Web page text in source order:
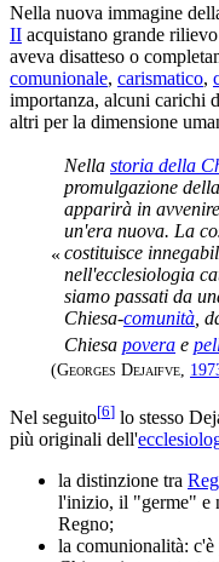
Nella nuova immagine
II acquistano grande
aveva disatteso o
comunionale, carismatico,
importanza, alcuni carichi
altri per la dimensione
«
Nella storia della
promulgazione
apparirà in
un'era nuova. La
costituisce
nell'ecclesiologia
siamo passati da
Chiesa-comunità ,
Chiesa povera e
(Georges Dejaifve
Nel seguito[6] lo stesso
più originali dell'
la distinzione tra
l'inizio, il "germe" e
Regno;
la comunionalità: c'è